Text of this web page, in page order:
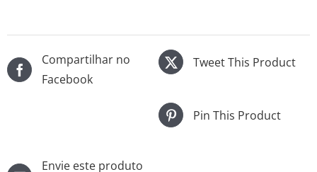
Compartilhar no
Facebook
Tweet This Product
Pin This Product
Envie este produto